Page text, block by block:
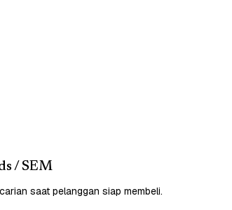
/ SEM
saat pelanggan siap membeli.